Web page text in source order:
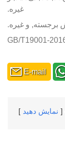
غیره.
E-mail
نمایش دهید